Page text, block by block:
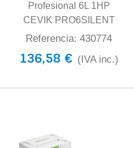
Profesional 6L 1HP
CEVIK PRO6SILENT
Referencia: 430774
136,58 € (IVA inc.)